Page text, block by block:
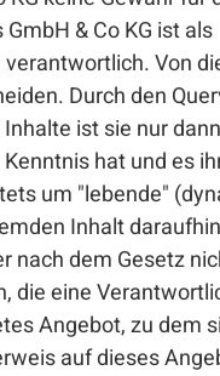
& Co KG ist als
Von
Durch den
ist sie nur dann
hat und es
um "lebende"
Inhalt
nach dem Gesetz
die eine
Angebot, zu dem
auf dieses